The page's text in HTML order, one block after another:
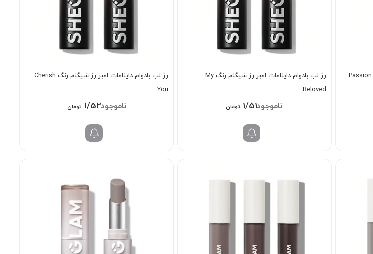
رژ لب بادوام داینامات امبر رز شیگلم رنگ My
Beloved
1/518/000 تومان
رژ لب بادوام داینامات امبر رز شیگلم رنگ Cherish
You
1/528/000 تومان